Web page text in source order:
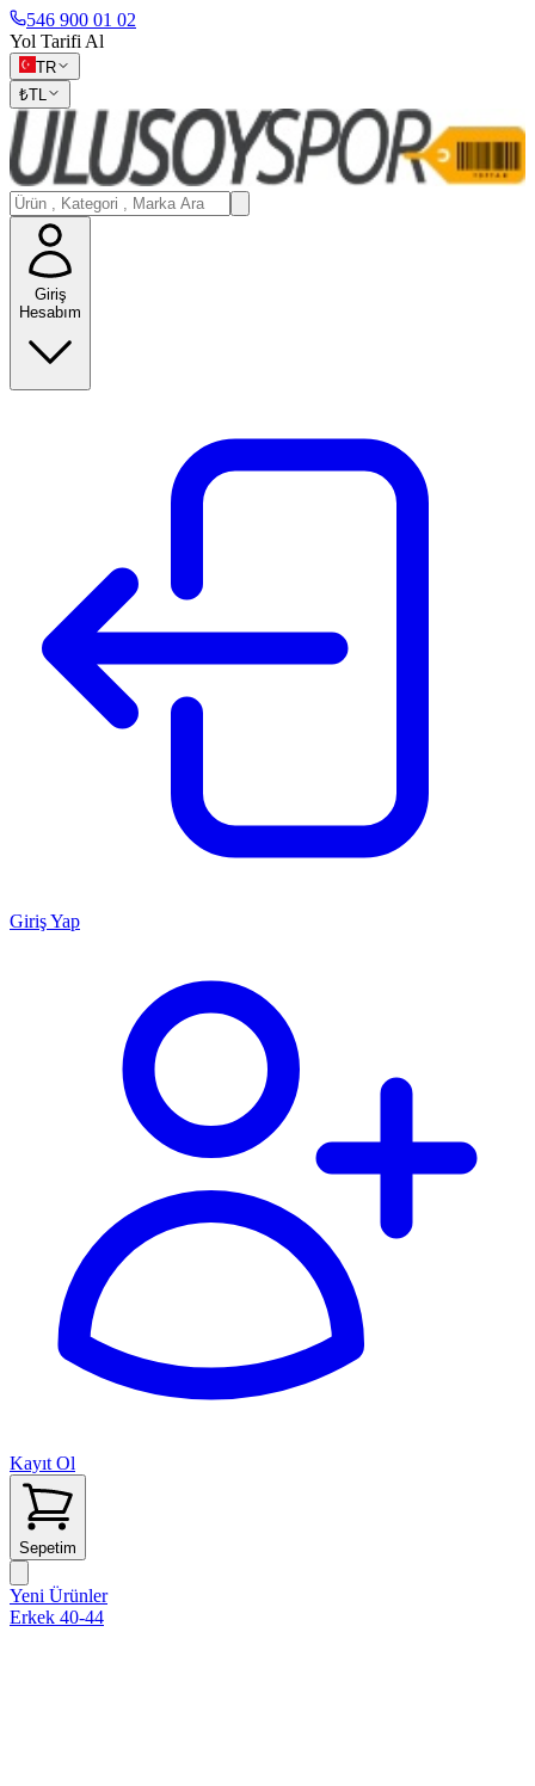
546 900 01 02
Yol Tarifi Al
TR
₺TL
Giriş
Hesabım
Giriş Yap
Kayıt Ol
Sepetim
Yeni Ürünler
Erkek 40-44